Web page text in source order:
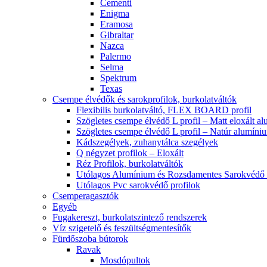
Cementi
Enigma
Eramosa
Gibraltar
Nazca
Palermo
Selma
Spektrum
Texas
Csempe élvédők és sarokprofilok, burkolatváltók
Flexibilis burkolatváltó, FLEX BOARD profil
Szögletes csempe élvédő L profil – Matt eloxált
Szögletes csempe élvédő L profil – Natúr
Kádszegélyek, zuhanytálca szegélyek
Q négyzet profilok – Eloxált
Réz Profilok, burkolatváltók
Utólagos Alumínium és Rozsdamentes
Utólagos Pvc sarokvédő profilok
Csemperagasztók
Egyéb
Fugakereszt, burkolatszintező rendszerek
Víz szigetelő és feszültségmentesítők
Fürdőszoba bútorok
Ravak
Mosdópultok